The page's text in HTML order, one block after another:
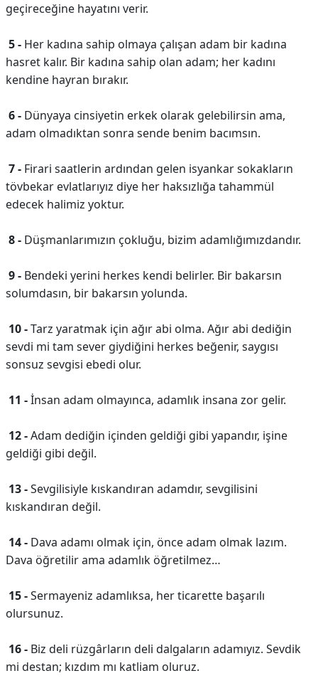
geçireceğine hayatını verir.
5 - Her kadına sahip olmaya çalışan adam bir kadına
hasret kalır. Bir kadına sahip olan adam; her kadını
kendine hayran bırakır.
6 - Dünyaya cinsiyetin erkek olarak gelebilirsin ama,
adam olmadıktan sonra sende benim bacımsın.
7 - Firari saatlerin ardından gelen isyankar sokakların
tövbekar evlatlarıyız diye her haksızlığa tahammül
edecek halimiz yoktur.
8 - Düşmanlarımızın çokluğu, bizim adamlığımızdandır.
9 - Bendeki yerini herkes kendi belirler. Bir bakarsın
solumdasın, bir bakarsın yolunda.
10 -Tarz yaratmak için ağır abi olma. Ağır abi dediğin
sevdi mi tam sever giydiğini herkes beğenir, saygısı
sonsuz sevgisi ebedi olur.
11 -İnsan adam olmayınca, adamlık insana zor gelir.
12 -Adam dediğin içinden geldiği gibi yapandır, işine
geldiği gibi değil.
13 -Sevgilisiyle kıskandıran adamdır, sevgilisini
kıskandıran değil.
14 - Dava adamı olmak için, önce adam olmak lazım.
Dava öğretilir ama adamlık öğretilmez…
15 -Sermayeniz adamlıksa, her ticarette başarılı
olursunuz.
16 - Biz deli rüzgârların deli dalgaların adamıyız. Sevdik
mi destan; kızdım mı katliam oluruz.